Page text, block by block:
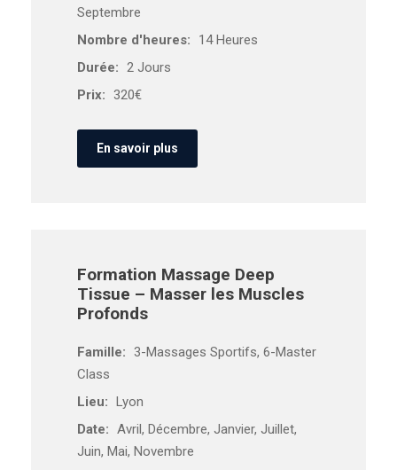
Septembre
Nombre d'heures:
14 Heures
Durée: 2 Jours
Prix: 320€
En savoir plus
Formation Massage Deep
Tissue – Masser les Muscles
Profonds
Famille: 3-Massages Sportifs, 6-Master
Class
Lieu: Lyon
Date: Avril, Décembre, Janvier, Juillet,
Juin, Mai, Novembre